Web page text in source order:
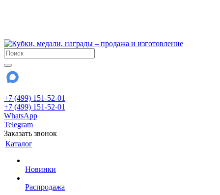
+7 (499) 151-52-01
+7 (499) 151-52-01
WhatsApp
Telegram
Заказать звонок
Каталог
Новинки
Распродажа